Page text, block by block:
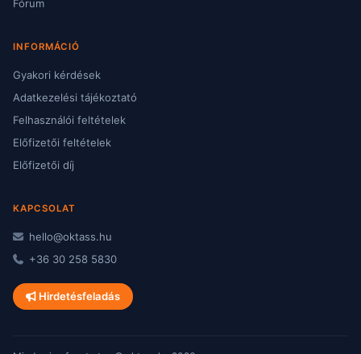
Fórum
INFORMÁCIÓ
Gyakori kérdések
Adatkezelési tájékoztató
Felhasználói feltételek
Előfizetői feltételek
Előfizetői díj
KAPCSOLAT
hello@oktass.hu
+36 30 258 5830
Hirdetésfeladás